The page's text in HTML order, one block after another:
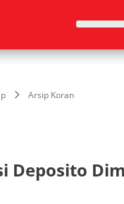
Arsip Koran
Deposito